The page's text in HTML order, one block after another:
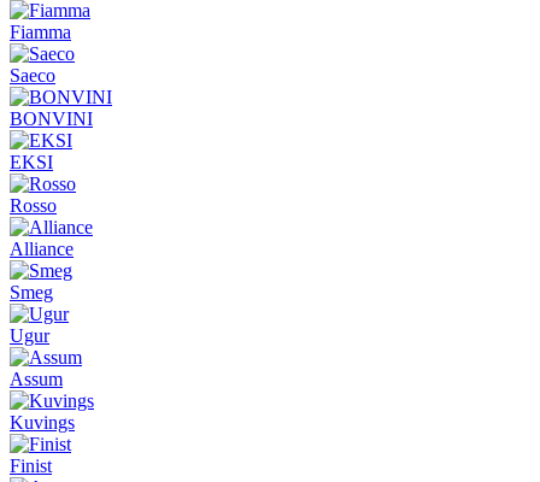
Fiamma
Saeco
BONVINI
EKSI
Rosso
Alliance
Smeg
Ugur
Assum
Kuvings
Finist